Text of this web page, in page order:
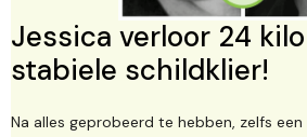
Jessica verloor 24
stabiele schildklier!
Na alles geprobeerd te hebben, zelfs een